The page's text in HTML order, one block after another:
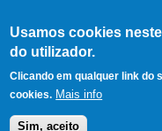
Usamos cookies
do utilizador.
Clicando em qualquer link do
cookies. Mais info
Sim, aceito
O